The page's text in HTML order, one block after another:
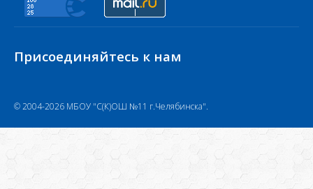
Присоединяйтесь к нам
© 2004-2026 МБОУ "С(К)ОШ №11 г.Челябинска".